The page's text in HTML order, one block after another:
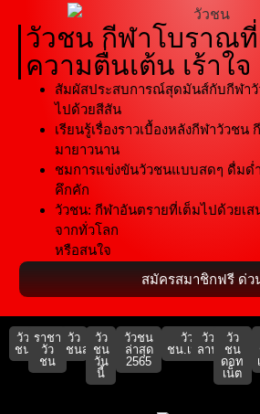
วัวชน กีฬาโบราณที่
ความตื่นเต้น เร้าใจ
สัมผัสประสบการณ์สุดมันส์กับกีฬา
ไปด้วยสีสัน
เรียนรู้เรื่องราวเบื้องหลังกีฬาวัวช
มายาวนาน
ชมการแข่งขันวัวชนแบบสดๆ ดื่มด่
คึกคัก
วัวชน: กีฬาอันตรายที่เต็มไปด้วยเ
จากทั่วโลก
หรือสนใจ
สมัครสมาชิกฟรี ด่ว
วัว
ชน
ราชา
วัว
ชน
วัว
ชนสด
วัว
ชน
วัน
นี้
วัวชน
ล่าสุด
2565
วัว
ชน.เน็ต
วัว
ลาน
วัว
ชน
ดอท
เน็ต